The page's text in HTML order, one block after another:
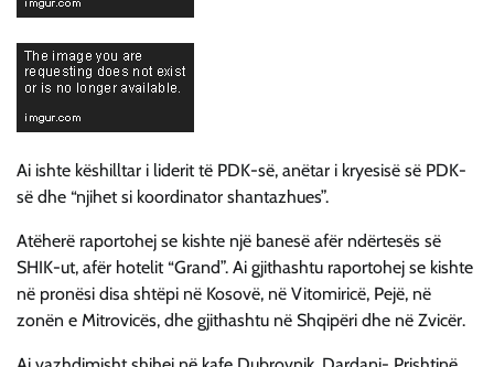
Ai ishte këshilltar i liderit të PDK-së, anëtar i kryesisë së PDK-
së dhe “njihet si koordinator shantazhues”.
Atëherë raportohej se kishte një banesë afër ndërtesës së
SHIK-ut, afër hotelit “Grand”. Ai gjithashtu raportohej se kishte
në pronësi disa shtëpi në Kosovë, në Vitomiricë, Pejë, në
zonën e Mitrovicës, dhe gjithashtu në Shqipëri dhe në Zvicër.